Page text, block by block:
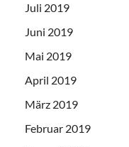
Juli 2019
Juni 2019
Mai 2019
April 2019
März 2019
Februar 2019